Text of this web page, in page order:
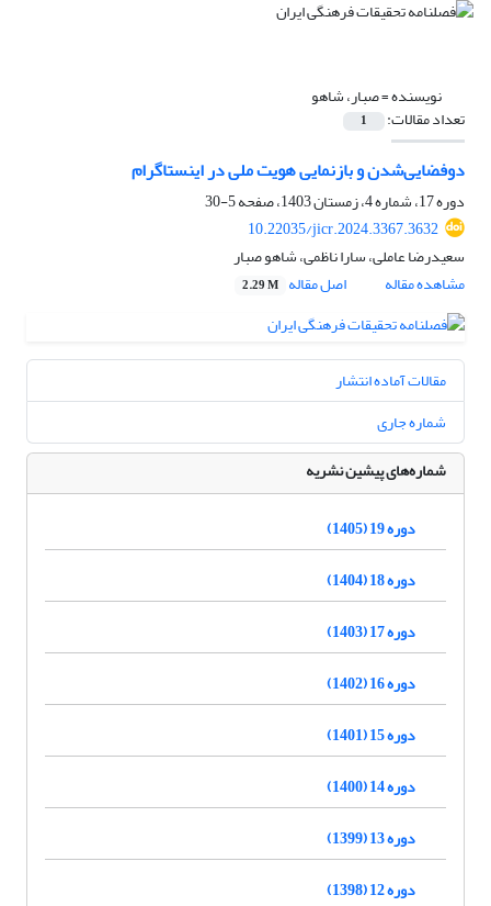
نویسنده =صبار، شاهو
تعداد مقالات: 1
دوفضایی‌شدن و بازنمایی هویت ملی در اینستاگرام
دوره 17، شماره 4، زمستان 1403، صفحه
5-30
10.22035/jicr.2024.3367.3632
سعیدرضا عاملی، سارا ناظمی، شاهو صبار
مشاهده مقاله
اصل مقاله 2.29 M
مقالات آماده انتشار
شماره جاری
شماره‌های پیشین نشریه
دوره 19 (1405)
دوره 18 (1404)
دوره 17 (1403)
دوره 16 (1402)
دوره 15 (1401)
دوره 14 (1400)
دوره 13 (1399)
دوره 12 (1398)